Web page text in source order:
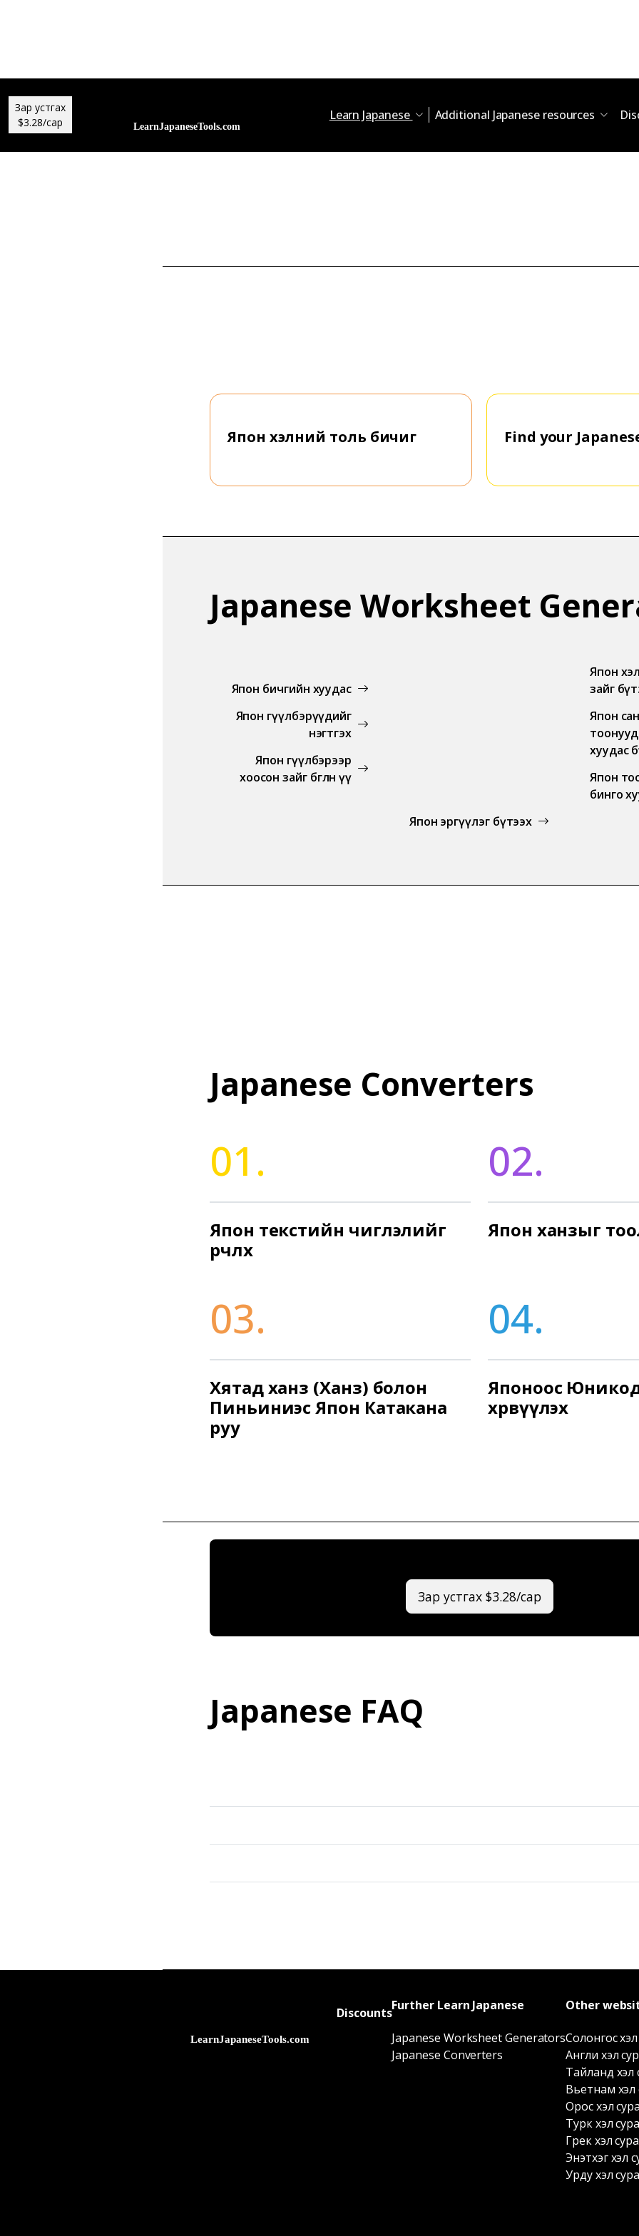
Зар устгах
$3.28/сар
Learn Japanese Additional Japanese resources
Япон хэлний толь бичиг Find your
Japanese Worksheet
Япон бичгийн хуудас
Япон өгүүлбэрүүдийг
нэгтгэх
Япон өгүүлбэрээр
хоосон зайг бөглөнө үү
Япон
зайг
Япон
хуудас
Япон
бинго
Япон эргүүлэг бүтээх
Japanese Converters
01.
Япон текстийн чиглэлийг
өөрчлөх
02.
Япон ханзыг
03.
Хятад ханз (Ханз) болон
Пиньиниэс Япон Катакана
руу
04.
Японоос
хөрвүүлэх
Зар устгах $3.28/сар
Japanese FAQ
DiscountsFurther Learn Japanese
Japanese Worksheet Generators
Japanese Converters
Other
Солонгос
Англи хэл
Тайланд хэл
Вьетнам хэл
Орос хэл
Турк хэл
Грек хэл
Энэтхэг хэл
Урду хэл